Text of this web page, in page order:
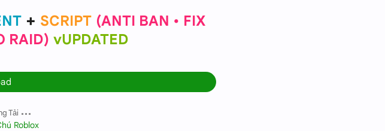
+ SCRIPT ANTI BAN • FIX
RAID vUPDATED
Tải
Roblox